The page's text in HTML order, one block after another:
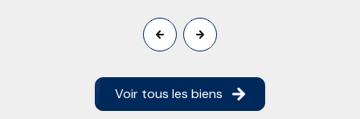
Voir tous les biens